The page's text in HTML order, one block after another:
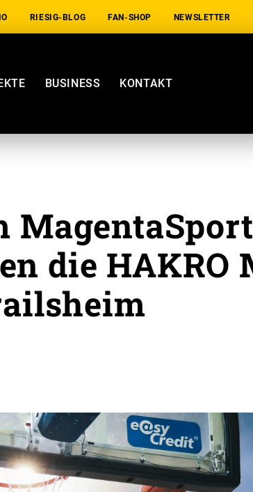
RIESIG-BLOG FAN-SHOP NEWSLETTER
BUSINESS KONTAKT
die HAKRO